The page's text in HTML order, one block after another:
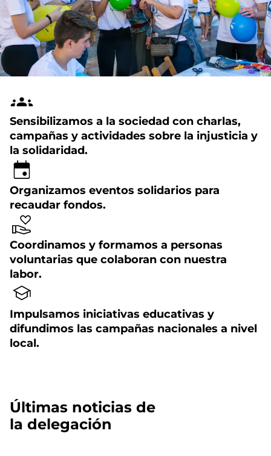
Sensibilizamos a la sociedad con charlas,
campañas y actividades sobre la injusticia y
la solidaridad.
Organizamos eventos solidarios para
recaudar fondos.
Coordinamos y formamos a personas
voluntarias que colaboran con nuestra
labor.
Impulsamos iniciativas educativas y
difundimos las campañas nacionales a nivel
local.
Últimas noticias de
la delegación